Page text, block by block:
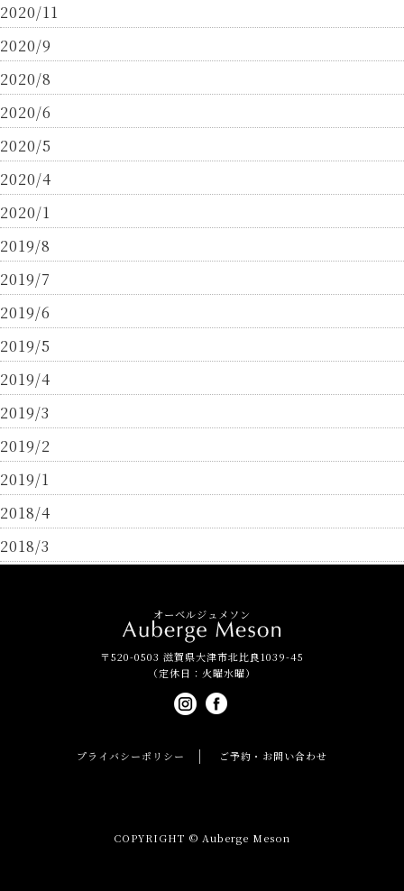
2020/11
2020/9
2020/8
2020/6
2020/5
2020/4
2020/1
2019/8
2019/7
2019/6
2019/5
2019/4
2019/3
2019/2
2019/1
2018/4
2018/3
オーベルジュメソン
〒520-0503 滋賀県大津市北比良1039-45
（定休日：火曜水曜）
プライバシーポリシー ご予約・お問い合わせ
COPYRIGHT © Auberge Meson